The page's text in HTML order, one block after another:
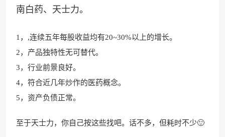
南白药、天士力。
1，,连续五年每股收益均有20~30%以上的增长。
2，产品独特性无可替代。
3，行业前景良好。
4，符合近几年炒作的医药概念。
5，资产负债正常。
至于天士力，你自己按这些找吧。话不多，但耗时不少🙂